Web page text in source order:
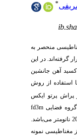
منحصر به
در این
آهن جانشین
از روش
پرتو ایکس
فضایی fd3m
مغناطیسی نمونه